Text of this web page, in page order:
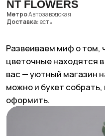
Гастро
Культура
Здоровье
Мода
Сотрудничество
Рекламодателям
Спецпроекты
Афиша
Сувениры
Медиакит